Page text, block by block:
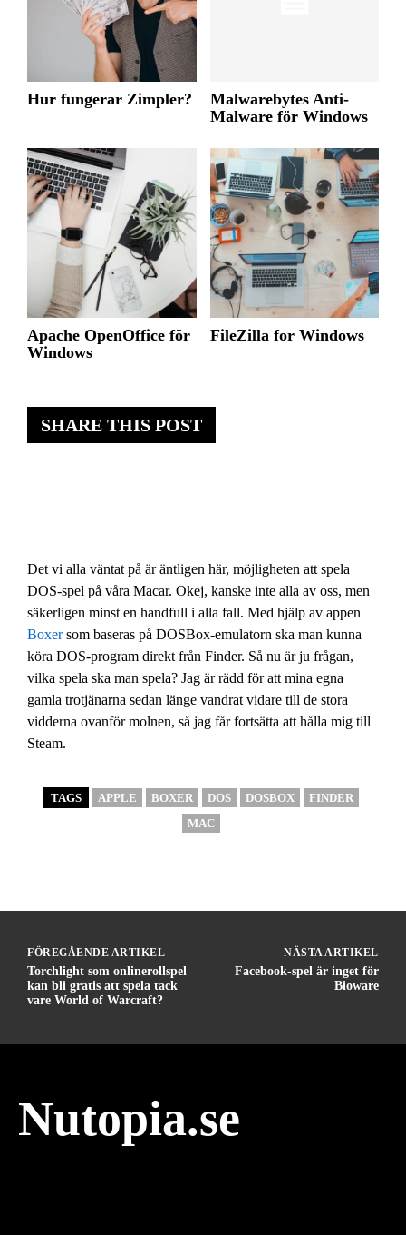
SHARE THIS POST
Det vi alla väntat på är äntligen här, möjligheten att spela
DOS-spel på våra Macar. Okej, kanske inte alla av oss, men
säkerligen minst en handfull i alla fall. Med hjälp av appen
Boxersom baseras på DOSBox-emulatorn ska man kunna
köra DOS-program direkt från Finder. Så nu är ju frågan,
vilka spela ska man spela? Jag är rädd för att mina egna
gamla trotjänarna sedan länge vandrat vidare till de stora
vidderna ovanför molnen, så jag får fortsätta att hålla mig till
Steam.
TAGS APPLE BOXER DOS DOSBOX
FINDER
MAC
Hur fungerar Zimpler?
Malwarebytes Anti-
Malware för Windows
Apache OpenOffice för
Windows
FileZilla for Windows
FÖREGÅENDE ARTIKEL
Torchlight som onlinerollspel
kan bli gratis att spela tack
vare World of Warcraft?
NÄSTA ARTIKEL
Facebook-spel är inget för
Bioware
Nutopia.se